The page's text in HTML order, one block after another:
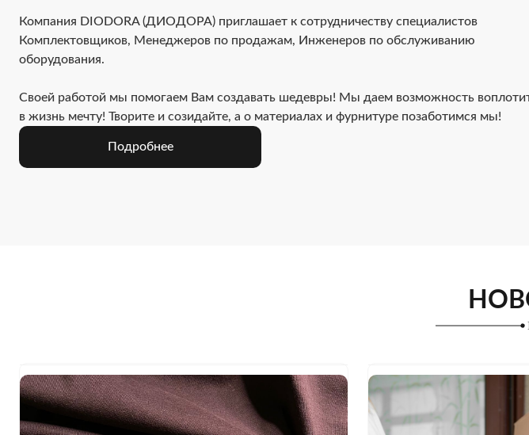
Компания DIODORA (ДИОДОРА) приглашает к сотрудничеству специалистов
Комплектовщиков, Менеджеров по продажам, Инженеров по обслуживанию
оборудования.
Своей работой мы помогаем Вам создавать шедевры! Мы даем возможность
в жизнь мечту! Творите и созидайте, а о материалах и фурнитуре позаботимся мы!
Подробнее